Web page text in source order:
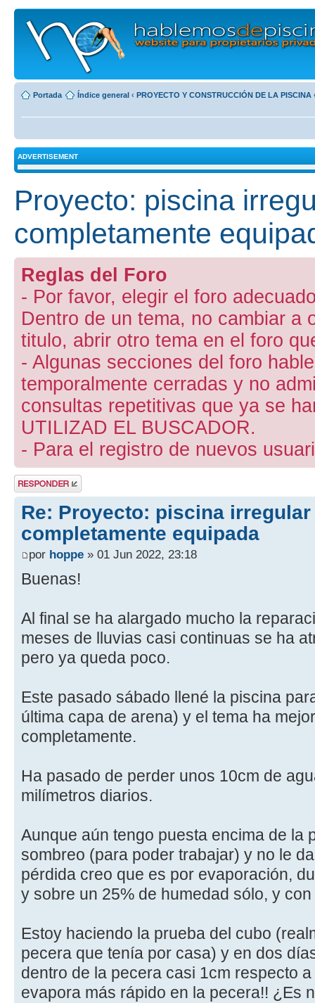
Portada Índice general ‹ PROYECTO Y CONSTRUCCIÓN DE LA PISCINA
ADVERTISEMENT
Proyecto: piscina
completamente
Reglas del Foro
- Por favor, elegir el foro
Dentro de un tema, no cambiar a
titulo, abrir otro tema en el foro
- Algunas secciones del foro
temporalmente cerradas y no
consultas repetitivas que ya se
UTILIZAD EL BUSCADOR.
- Para el registro de nuevos
Publicar una
respuesta
Re: Proyecto: piscina irregular
completamente equipada
por hoppe » 01 Jun 2022, 23:18
Buenas!
Al final se ha alargado mucho la
meses de lluvias casi continuas se ha
pero ya queda poco.
Este pasado sábado llené la piscina
última capa de arena) y el tema ha
completamente.
Ha pasado de perder unos 10cm de
milímetros diarios.
Aunque aún tengo puesta encima de la
sombreo (para poder trabajar) y no le
pérdida creo que es por evaporación,
y sobre un 25% de humedad sólo, y
Estoy haciendo la prueba del cubo
pecera que tenía por casa) y en dos
dentro de la pecera casi 1cm respecto
evapora más rápido en la pecera!! ¿Es